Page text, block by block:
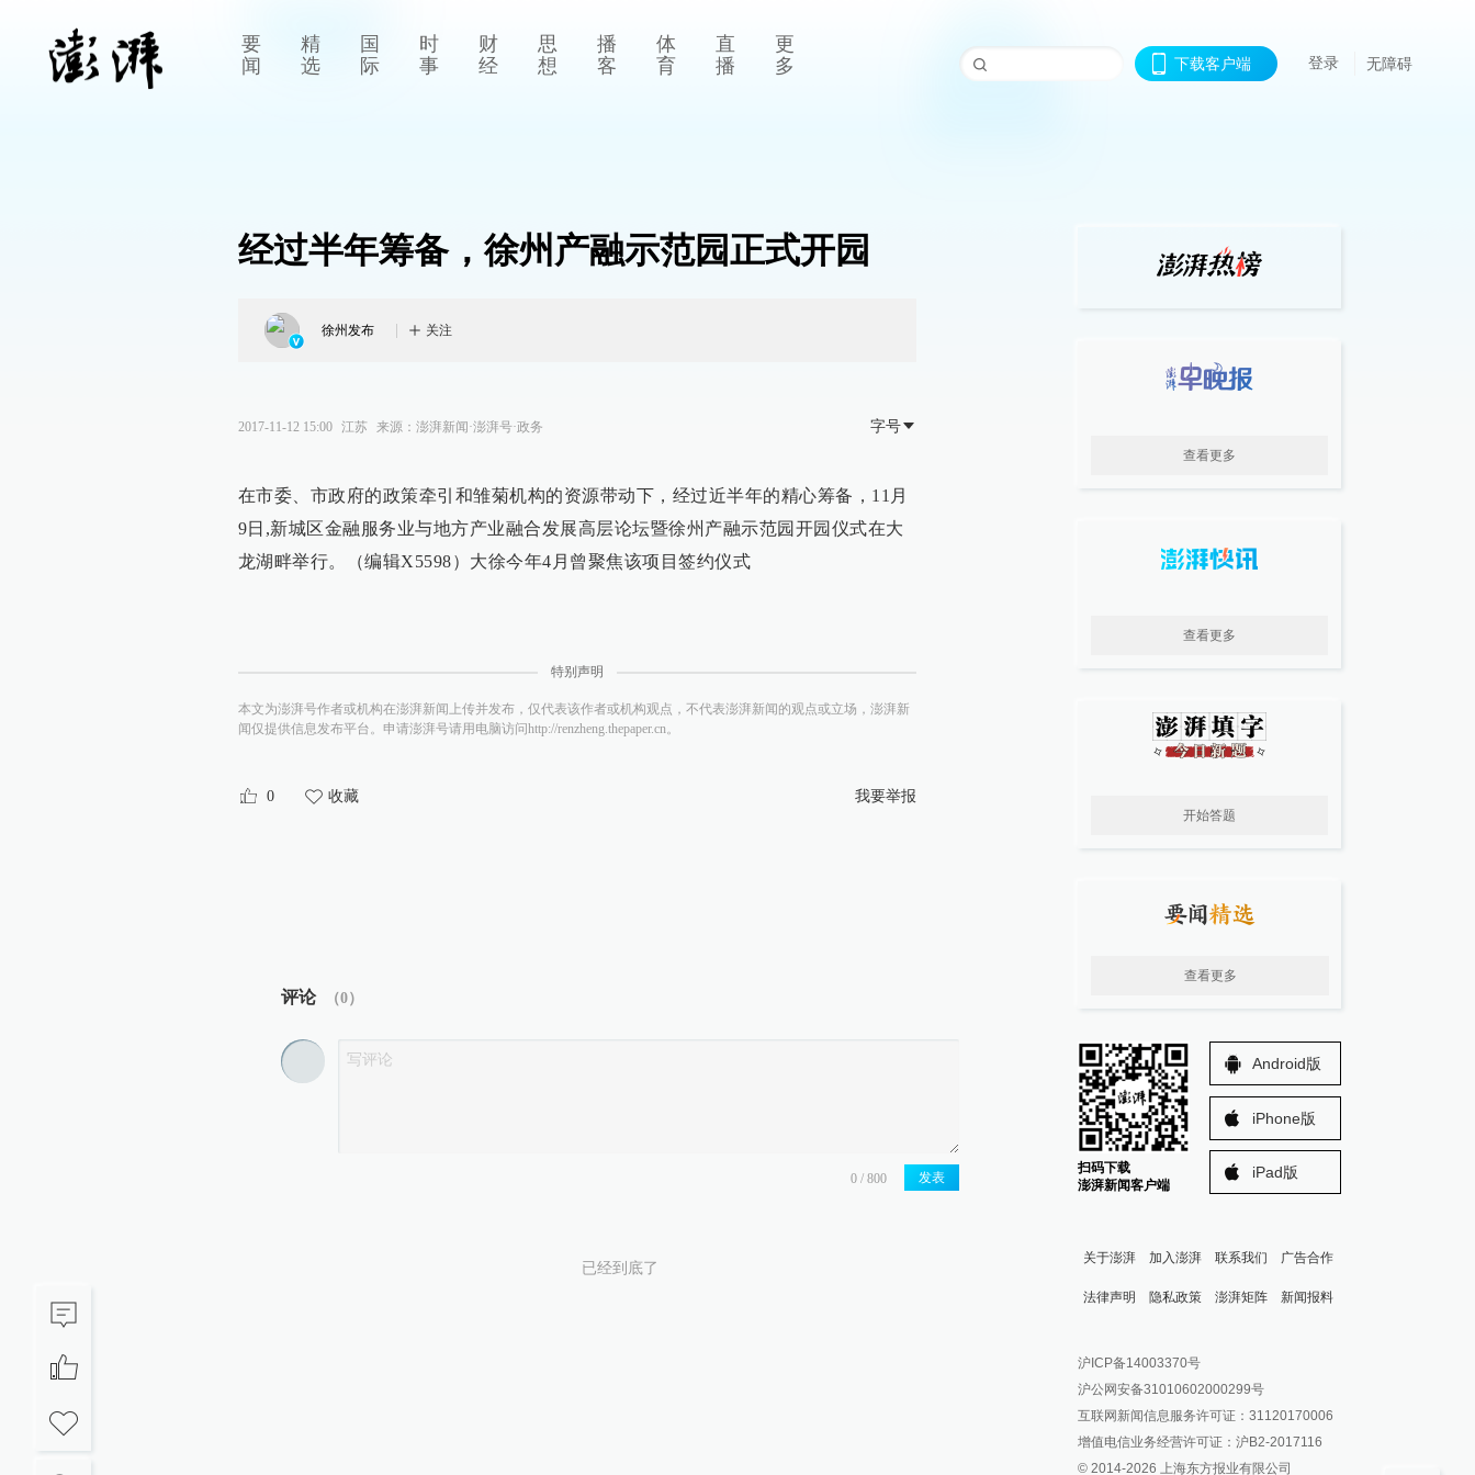
要
闻
精
选
国
际
时
事
财
经
思
想
播
客
体
育
直
播
更
多
下载客户端 登录 无障碍
经过半年筹备，徐州产融示范园正式开园
徐州发布 关注
2017-11-12 15:00 江苏 来源： 澎湃新闻·澎湃号·政务 字号
在市委、市政府的政策牵引和雏菊机构的资源带动下，经过近半年的精心筹备，11月
9日,新城区金融服务业与地方产业融合发展高层论坛暨徐州产融示范园开园仪式在大
龙湖畔举行。（编辑X5598）大徐今年4月曾聚焦该项目签约仪式
特别声明
本文为澎湃号作者或机构在澎湃新闻上传并发布，仅代表该作者或机构观点，不代表澎湃新闻的观点或立场，澎湃新
闻仅提供信息发布平台。申请澎湃号请用电脑访问http://renzheng.thepaper.cn。
0 收藏 我要举报
评论 （0）
发表
已经到底了
查看更多
查看更多
开始答题
查看更多
扫码下载
澎湃新闻客户端
Android版
iPhone版
iPad版
关于澎湃 加入澎湃 联系我们 广告合作
法律声明 隐私政策 澎湃矩阵
澎湃新闻公众号
澎湃新闻抖音号
派生万物开放平台
IP SHANGHAI
新闻报料
报料邮箱: news@thepaper.cn
沪ICP备14003370号
沪公网安备31010602000299号
互联网新闻信息服务许可证：31120170006
增值电信业务经营许可证：沪B2-2017116
© 2014-2026 上海东方报业有限公司